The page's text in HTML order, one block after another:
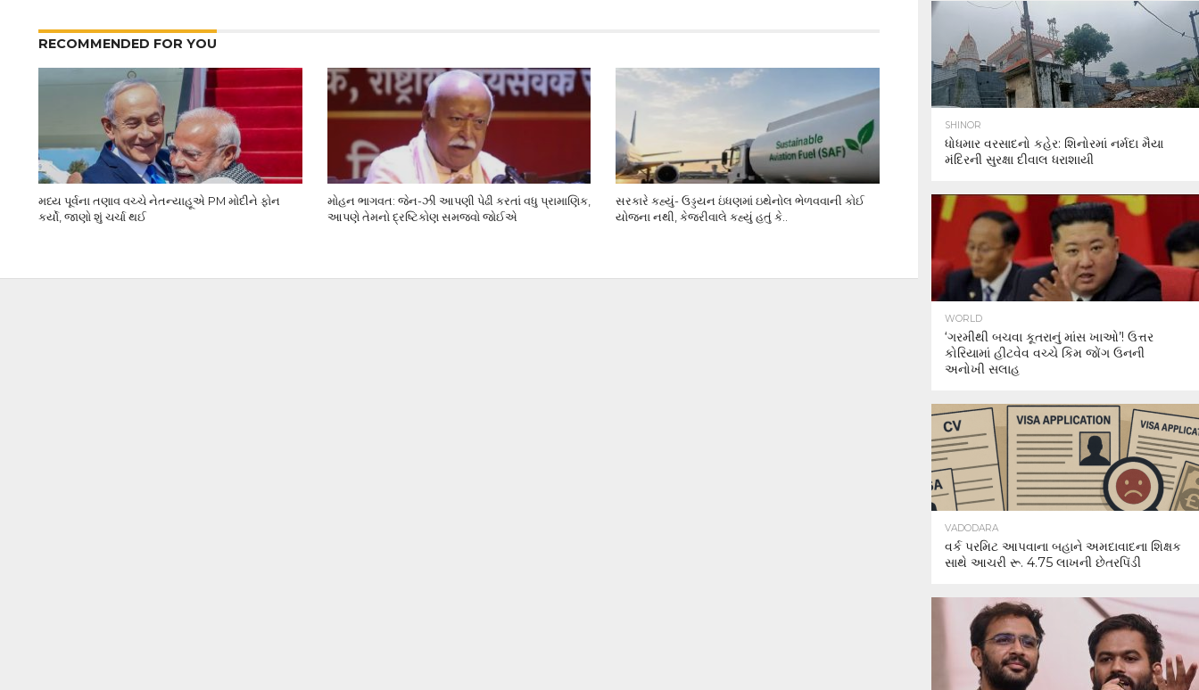
RECOMMENDED FOR YOU
મધ્ય પૂર્વના તણાવ વચ્ચે નેતન્યાહૂએ PM મોદીને ફોન
કર્યો, જાણો શું ચર્ચા થઈ
મોહન ભાગવત: જેન-ઝી આપણી પેઢી કરતાં વધુ પ્રામાણિક,
આપણે તેમનો દ્રષ્ટિકોણ સમજવો જોઈએ
સરકારે કહ્યું- ઉડ્ડયન ઇંધણમાં ઇથેનોલ ભેળવવાની કોઈ
યોજના નથી, કેજરીવાલે કહ્યું હતું કે..
SHINOR
ધોધમાર વરસાદનો કહેર: શિનોરમાં નર્મદા મૈયા
મંદિરની સુરક્ષા દીવાલ ધરાશાયી
WORLD
‘ગરમીથી બચવા કૂતરાનું માંસ ખાઓ’! ઉત્તર
કોરિયામાં હીટવેવ વચ્ચે કિમ જોંગ ઉનની
અનોખી સલાહ
VADODARA
વર્ક પરમિટ આપવાના બહાને અમદાવાદના શિક્ષક
સાથે આચરી રૂ. 4.75 લાખની છેતરપિંડી